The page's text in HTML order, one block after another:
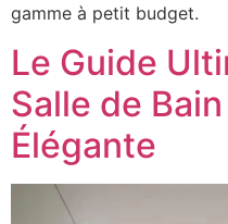
gamme à petit budget.
Le Guide
Salle de
Élégante